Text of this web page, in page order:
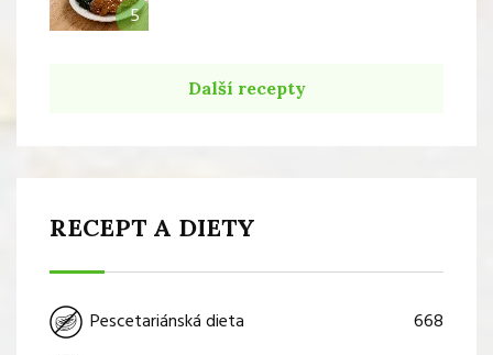
5
Další recepty
RECEPT A DIETY
Pescetariánská dieta
668